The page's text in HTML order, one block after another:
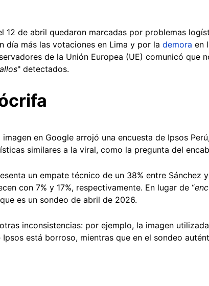
12 de abril quedaron marcadas por problemas
día más las votaciones en Lima y por la demora en
de la Unión Europea (UE) comunicó que
" detectados.
imagen en Google arrojó una encuesta de Ipsos
similares a la viral, como la pregunta del
un empate técnico de un 38% entre Sánchez
con 7% y 17%, respectivamente. En lugar de “
es un sondeo de abril de 2026.
inconsistencias: por ejemplo, la imagen
está borroso, mientras que en el sondeo